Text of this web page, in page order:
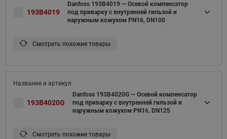
193B4019
Danfoss 193B4019 — Осевой компенсатор
под приварку с внутренней гильзой и
наружным кожухом PN16, DN100
Смотреть похожие товары
193B4020G
Danfoss 193B4020G — Осевой компенсатор
под приварку с внутренней гильзой и
наружным кожухом PN16, DN125
Смотреть похожие товары